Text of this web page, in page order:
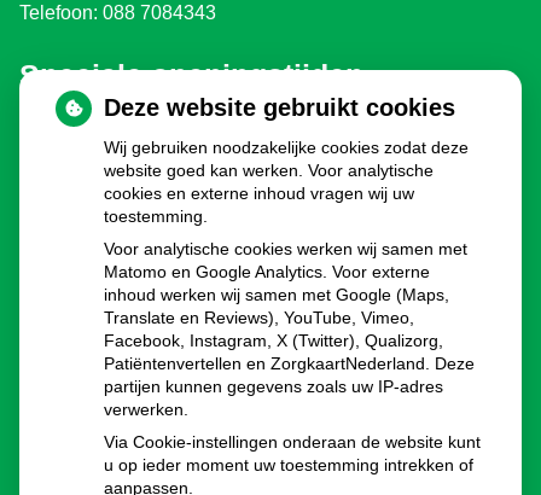
Telefoon: 088 7084343
Speciale openingstijden
Eerste en Tweede Paasdag:gesloten
Koningsdag:gesloten
Bevrijdingsdag 2030, 2035, 2040 enz.:gesloten
Hemelvaartsdag:gesloten
Pinksteren:
gesloten
Dag voor kerst:8.00 - 16.00u
Eerste en Tweede Kerstdag:gesloten
Oudejaarsdag:8.00 - 16.00u
Nieuwjaarsdag:gesloten
Deze website gebruikt cookies
Wij gebruiken noodzakelijke cookies zodat deze
website goed kan werken. Voor analytische
cookies en externe inhoud vragen wij uw
toestemming.
Voor analytische cookies werken wij samen met
Matomo en Google Analytics. Voor externe
inhoud werken wij samen met Google (Maps,
Translate en Reviews), YouTube, Vimeo,
Facebook, Instagram, X (Twitter), Qualizorg,
Patiëntenvertellen en ZorgkaartNederland. Deze
partijen kunnen gegevens zoals uw IP-adres
verwerken.
Via Cookie-instellingen onderaan de website kunt
u op ieder moment uw toestemming intrekken of
aanpassen.